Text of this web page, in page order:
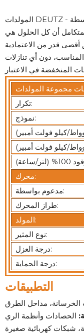
قدر من الاعتمادية
دون أي تنازلات
تكرار:
نموذج:
محرك:
مدعوم بواسطة:
طراز المحرك:
المولد:
نوع المثير:
درجة العزل:
درجة الحماية:
التطبيقات
مداحل الطرق
الحصادات وأنظمة الري
شبكات كهربائية صغيرة